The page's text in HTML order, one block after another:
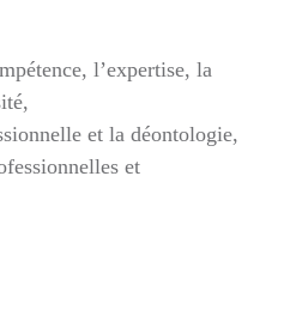
l’expertise, la
et la déontologie,
et